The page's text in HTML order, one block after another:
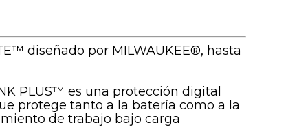
diseñado por MILWAUKEE®, hasta
PLUS™ es una protección digital
protege tanto a la batería como a la
de trabajo bajo carga